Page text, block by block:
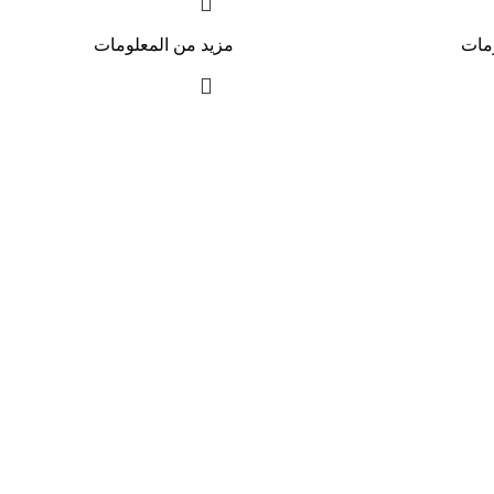
مزيد من المعلومات